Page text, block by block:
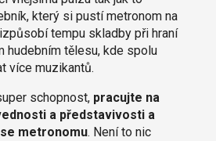
který si pustí metronom na
tempu skladby při hraní
hudebním tělesu, kde spolu
více muzikantů.
schopnost, pracujte na
a představivosti a
metronomu. Není to nic